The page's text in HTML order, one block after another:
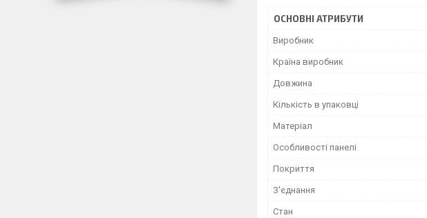
ОСНОВНІ АТРИБУТИ
Виробник
Країна виробник
Довжина
Кількість в упаковці
Матеріал
Особливості панелі
Покриття
З'єднання
Стан